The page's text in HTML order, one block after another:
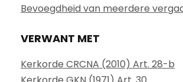
Bevoegdheid van meerdere
VERWANT MET
Kerkorde CRCNA (2010) Art. 28-b